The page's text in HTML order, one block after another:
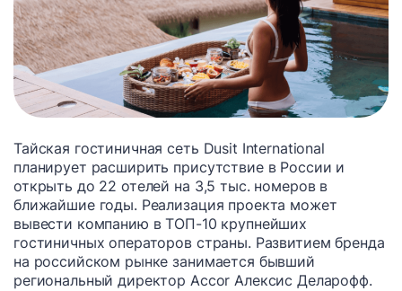
Тайская гостиничная сеть Dusit International
планирует расширить присутствие в России и
открыть до 22 отелей на 3,5 тыс. номеров в
ближайшие годы. Реализация проекта может
вывести компанию в ТОП-10 крупнейших
гостиничных операторов страны. Развитием бренда
на российском рынке занимается бывший
региональный директор Accor Алексис Деларофф.